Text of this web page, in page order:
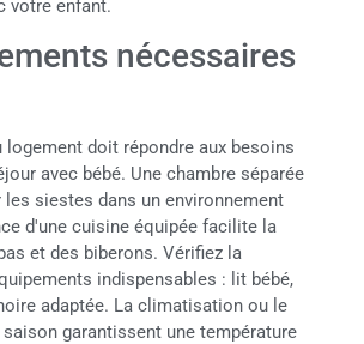
votre enfant.
nécessaires
logement doit répondre aux besoins
avec bébé. Une chambre séparée
les siestes dans un environnement
d'une cuisine équipée facilite la
et des biberons. Vérifiez la
indispensables : lit bébé,
adaptée. La climatisation ou le
garantissent une température